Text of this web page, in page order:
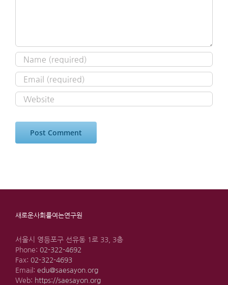
새로운사회를여는연구원
서울시 영등포구 선유동 1로 33, 3층
Phone: 02-322-4692
Fax: 02-322-4693
Email: edu@saesayon.org
Web: https://saesayon.org